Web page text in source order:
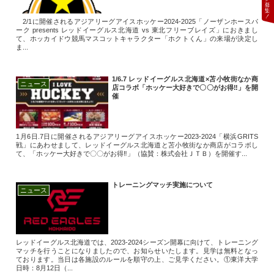
2/1に開催されるアジアリーグアイスホッケー2024-2025「ノーザンホースパ
ーク presents レッドイーグルス北海道 vs 東北フリーブレイズ」におきまし
て、ホッカイドウ競馬マスコットキャラクター「ホクトくん」の来場が決定し
ま...
ニュース
1/6.7 レッドイーグルス北海道×苫小牧街なか商
店コラボ「ホッケー大好きで〇〇がお得‼」を開
催
1月6日.7日に開催されるアジアリーグアイスホッケー2023-2024「横浜GRITS
戦」にあわせまして、レッドイーグルス北海道と苫小牧街なか商店がコラボし
て、「ホッケー大好きで〇〇がお得‼」（協賛：株式会社ＪＴＢ）を開催す...
ニュース
トレーニングマッチ実施について
レッドイーグルス北海道では、2023-2024シーズン開幕に向けて、トレーニング
マッチを行うことになりましたので、お知らせいたします。見学は無料となっ
ております。当日は各施設のルールを順守の上、ご見学ください。①東洋大学
日時：8月12日（...